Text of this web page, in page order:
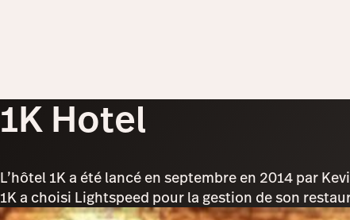
1K Hotel
L’hôtel 1K a été lancé en septembre en 2014 par
1K a choisi Lightspeed pour la gestion de son